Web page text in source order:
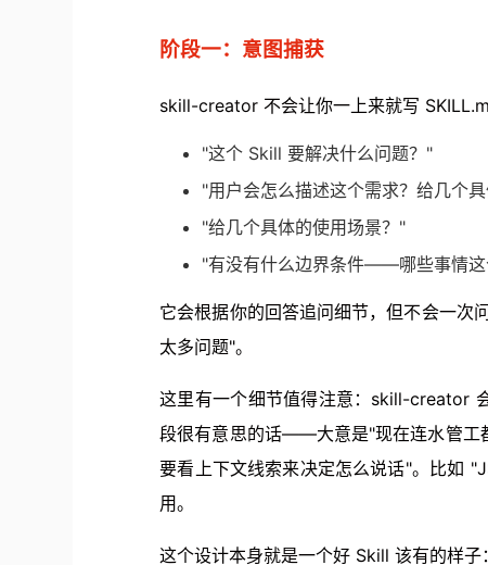
阶段一：意图捕获
skill-creator 不会让你一上来就写
"这个 Skill 要解决什么问题？"
"用户会怎么描述这个需求？给几个
"给几个具体的使用场景？"
"有没有什么边界条件——哪些事情
它会根据你的回答追问细节，但不会一
太多问题"。
这里有一个细节值得注意：skill-creator
段很有意思的话——大意是"现在连水管工
要看上下文线索来决定怎么说话"。比如
用。
这个设计本身就是一个好 Skill 该有的样子